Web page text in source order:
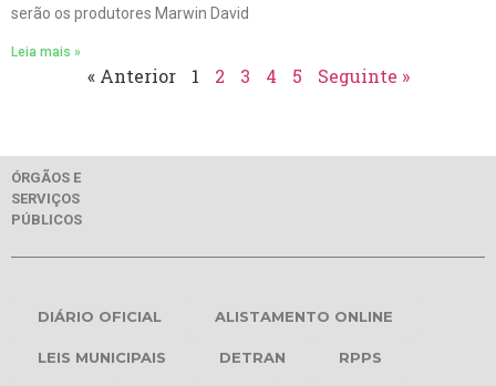
serão os produtores Marwin David
Leia mais »
« Anterior 1 2 3 4 5 Seguinte »
ÓRGÃOS E
SERVIÇOS
PÚBLICOS
DIÁRIO OFICIAL ALISTAMENTO ONLINE
LEIS MUNICIPAIS DETRAN RPPS